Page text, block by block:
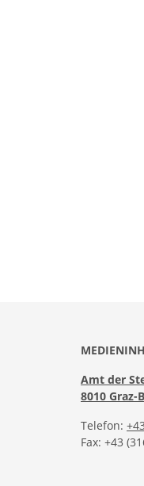
Amt der
8010 Graz-
Telefon:
Fax: +43